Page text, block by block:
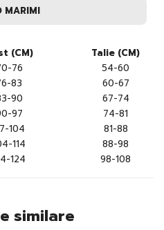
MARIMI
(CM)
Talie (CM)
76
54-60
83
60-67
90
67-74
97
74-81
104
81-88
114
88-98
124 98-108
similare